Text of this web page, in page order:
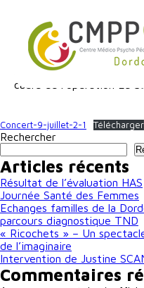
Partenaire de l’Office
d’une gestion de ses
Hospitalier Vauclaire a
l’artiste Olivia Gay, en
cadre de l’opération Le
Concert-9-juillet-2-1 Télécharger
Rechercher
Articles récents
Résultat de l’évaluation HAS
Journée Santé des Femmes
Echanges familles de la
parcours diagnostique TND
« Ricochets » – Un
de l’imaginaire
Intervention de Justine
Commentaires